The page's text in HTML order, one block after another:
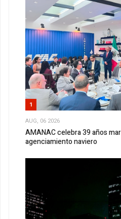
1
AUG, 06 2026
AMANAC celebra 39 años
agenciamiento naviero